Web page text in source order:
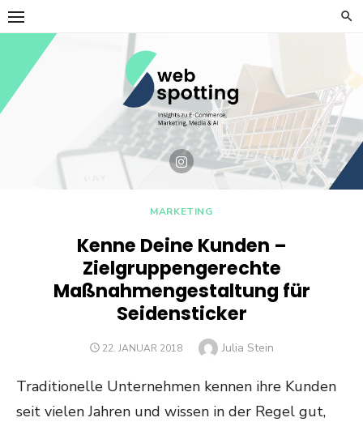
Skip
to
content
MARKETING
Kenne Deine Kunden –
Zielgruppengerechte
Maßnahmengestaltung für
Seidensticker
POSTED
22. JANUAR 2018 Author
Julia Stein
Traditionelle Unternehmen kennen ihre Kunden
seit vielen Jahren und wissen in der Regel gut,